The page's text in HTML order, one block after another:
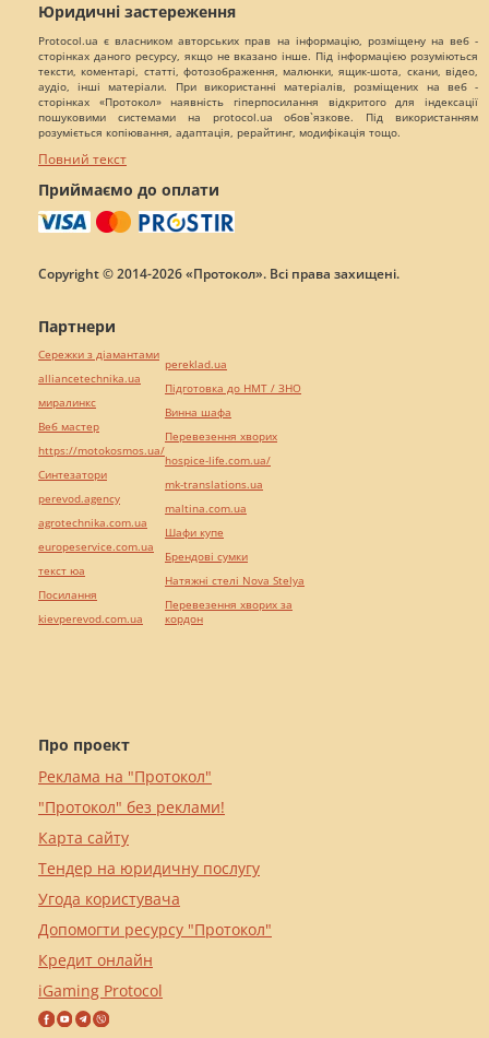
Юридичні застереження
Protocol.ua є власником авторських прав на інформацію, розміщену на веб -
сторінках даного ресурсу, якщо не вказано інше. Під інформацією розуміються
тексти, коментарі, статті, фотозображення, малюнки, ящик-шота, скани, відео,
аудіо, інші матеріали. При використанні матеріалів, розміщених на веб -
сторінках «Протокол» наявність гіперпосилання відкритого для індексації
пошуковими системами на protocol.ua обов`язкове. Під використанням
розуміється копіювання, адаптація, рерайтинг, модифікація тощо.
Повний текст
Приймаємо до оплати
Copyright © 2014-2026 «Протокол». Всі права захищені.
Про проект
Реклама на "Протокол"
"Протокол" без реклами!
Карта сайту
Тендер на юридичну послугу
Угода користувача
Допомогти ресурсу "Протокол"
Кредит онлайн
iGaming Protocol
Партнери
Сережки з діамантами
alliancetechnika.ua
миралинкс
Веб мастер
https://motokosmos.ua/
Синтезатори
perevod.agency
agrotechnika.com.ua
europeservice.com.ua
текст юа
Посилання
kievperevod.com.ua
pereklad.ua
Підготовка до НМТ / ЗНО
Винна шафа
Перевезення хворих
hospice-life.com.ua/
mk-translations.ua
maltina.com.ua
Шафи купе
Брендові сумки
Натяжні стелі Nova Stelya
Перевезення хворих за
кордон